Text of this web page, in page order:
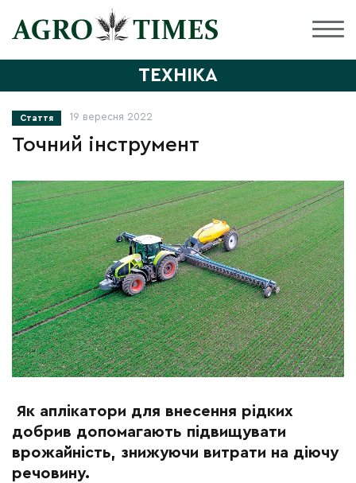
ТЕХНІКА
Стаття 19 вересня 2022
Точний інструмент
Як аплікатори для внесення рідких
добрив допомагають підвищувати
врожайність, знижуючи витрати на діючу
речовину.